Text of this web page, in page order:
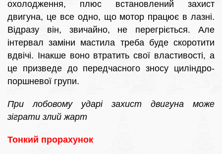
охолодження, плюс встановлений захист
двигуна, це все одно, що мотор працює в лазні.
Відразу він, звичайно, не перегріється. Але
інтервал заміни мастила треба буде скоротити
вдвічі. Інакше воно втратить свої властивості, а
це призведе до передчасного зносу циліндро-
поршневої групи.
При лобовому ударі захист двигуна може
зіграти злий жарт
Тонкий прорахунок